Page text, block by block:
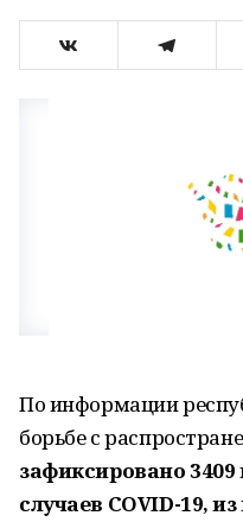
По информации
борьбе с
зафиксировано
случаев COVID-19,